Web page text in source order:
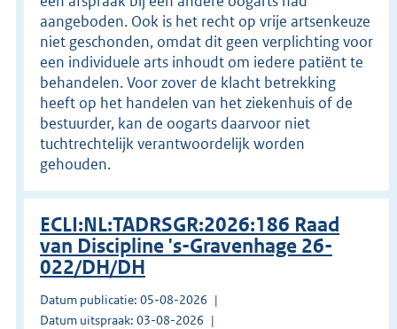
aangeboden. Ook is het recht op vrije artsenkeuze
niet geschonden, omdat dit geen verplichting voor
een individuele arts inhoudt om iedere patiënt te
behandelen. Voor zover de klacht betrekking
heeft op het handelen van het ziekenhuis of de
bestuurder, kan de oogarts daarvoor niet
tuchtrechtelijk verantwoordelijk worden
gehouden.
ECLI:NL:TADRSGR:2026:186 Raad
van Discipline 's-Gravenhage 26-
022/DH/DH
Datum publicatie: 05-08-2026
Datum uitspraak: 03-08-2026